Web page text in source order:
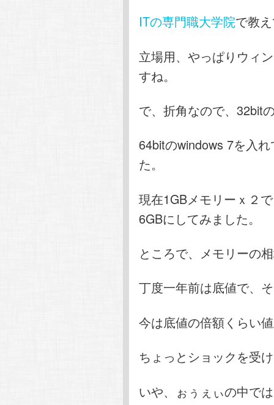
ITの専門職大学院で教
立場用、やっぱりウィ
すね。
で、折角なので、32bit
64bitのwindows 7を入
た。
現在1GBメモリーｘ２
6GBにしてみました。
ところで、メモリーの
丁度一年前は底値で、
今は底値の倍額くらい
ちょっとショックを受
いや、ぉぅぇぃの中で